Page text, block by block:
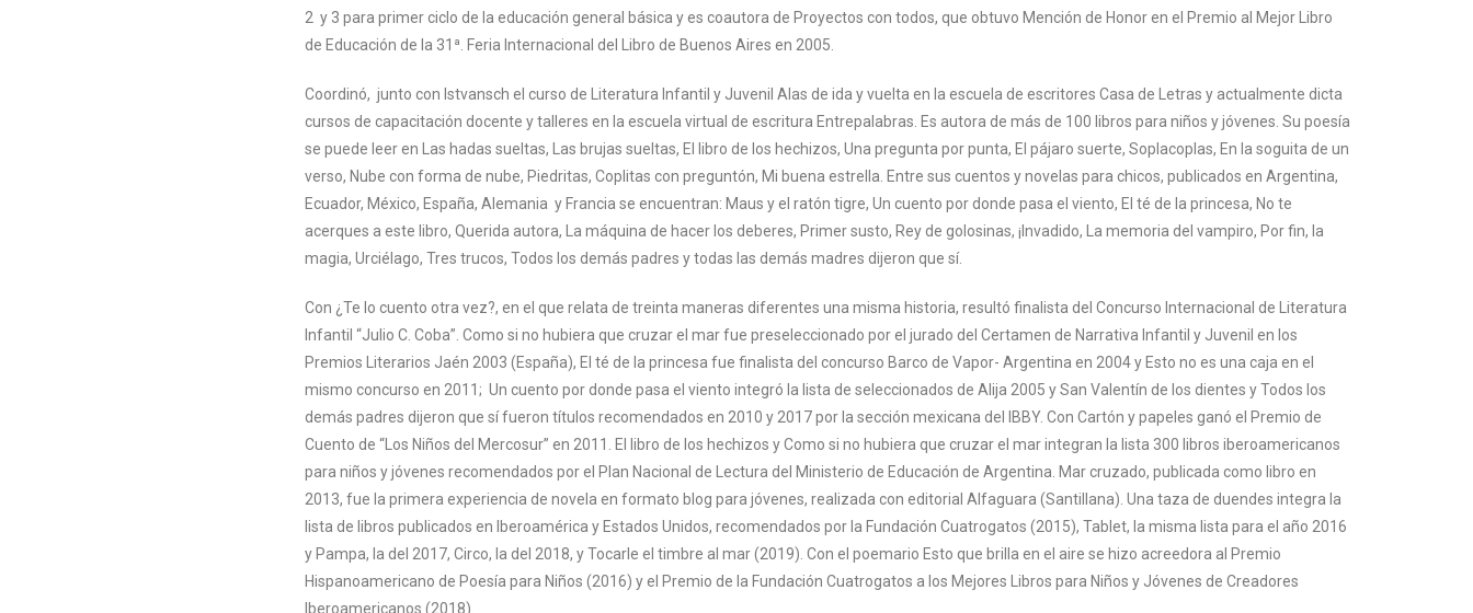
2 y 3 para primer ciclo de la educación general básica y es coautora de Proyectos con todos, que obtuvo Mención de Honor en el Premio al Mejor Libro
de Educación de la 31ª. Feria Internacional del Libro de Buenos Aires en 2005.
Coordinó, junto con Istvansch el curso de Literatura Infantil y Juvenil Alas de ida y vuelta en la escuela de escritores Casa de Letras y actualmente dicta
cursos de capacitación docente y talleres en la escuela virtual de escritura Entrepalabras. Es autora de más de 100 libros para niños y jóvenes. Su poesía
se puede leer en Las hadas sueltas, Las brujas sueltas, El libro de los hechizos, Una pregunta por punta, El pájaro suerte, Soplacoplas, En la soguita de un
verso, Nube con forma de nube, Piedritas, Coplitas con preguntón, Mi buena estrella. Entre sus cuentos y novelas para chicos, publicados en Argentina,
Ecuador, México, España, Alemania y Francia se encuentran: Maus y el ratón tigre, Un cuento por donde pasa el viento, El té de la princesa, No te
acerques a este libro, Querida autora, La máquina de hacer los deberes, Primer susto, Rey de golosinas, ¡Invadido, La memoria del vampiro, Por fin, la
magia, Urciélago, Tres trucos, Todos los demás padres y todas las demás madres dijeron que sí.
Con ¿Te lo cuento otra vez?, en el que relata de treinta maneras diferentes una misma historia, resultó finalista del Concurso Internacional de Literatura
Infantil “Julio C. Coba”. Como si no hubiera que cruzar el mar fue preseleccionado por el jurado del Certamen de Narrativa Infantil y Juvenil en los
Premios Literarios Jaén 2003 (España), El té de la princesa fue finalista del concurso Barco de Vapor- Argentina en 2004 y Esto no es una caja en el
mismo concurso en 2011; Un cuento por donde pasa el viento integró la lista de seleccionados de Alija 2005 y San Valentín de los dientes y Todos los
demás padres dijeron que sí fueron títulos recomendados en 2010 y 2017 por la sección mexicana del IBBY. Con Cartón y papeles ganó el Premio de
Cuento de “Los Niños del Mercosur” en 2011. El libro de los hechizos y Como si no hubiera que cruzar el mar integran la lista 300 libros iberoamericanos
para niños y jóvenes recomendados por el Plan Nacional de Lectura del Ministerio de Educación de Argentina. Mar cruzado, publicada como libro en
2013, fue la primera experiencia de novela en formato blog para jóvenes, realizada con editorial Alfaguara (Santillana). Una taza de duendes integra la
lista de libros publicados en Iberoamérica y Estados Unidos, recomendados por la Fundación Cuatrogatos (2015), Tablet, la misma lista para el año 2016
y Pampa, la del 2017, Circo, la del 2018, y Tocarle el timbre al mar (2019). Con el poemario Esto que brilla en el aire se hizo acreedora al Premio
Hispanoamericano de Poesía para Niños (2016) y el Premio de la Fundación Cuatrogatos a los Mejores Libros para Niños y Jóvenes de Creadores
Iberoamericanos (2018).